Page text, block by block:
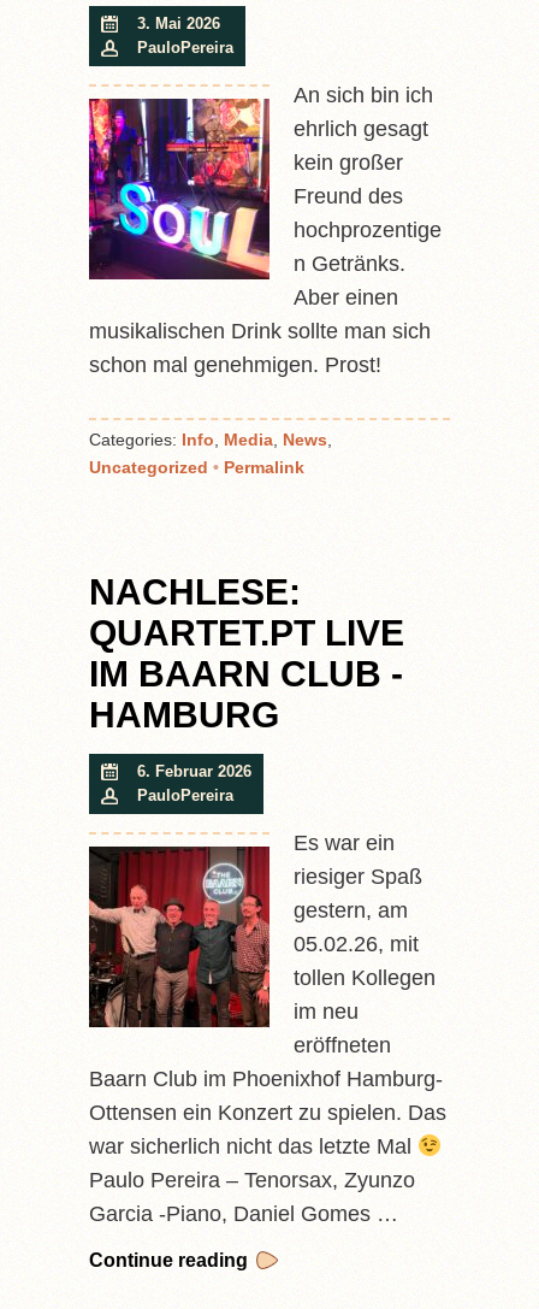
3. Mai 2026
PauloPereira
An sich bin ich
ehrlich gesagt
kein großer
Freund des
hochprozentige
n Getränks.
Aber einen
musikalischen Drink sollte man sich
schon mal genehmigen. Prost!
Categories: Info Media News
Uncategorized • Permalink
NACHLESE:
QUARTET.PT LIVE
IM BAARN CLUB -
HAMBURG
6. Februar 2026
PauloPereira
Es war ein
riesiger Spaß
gestern, am
05.02.26, mit
tollen Kollegen
im neu
eröffneten
Baarn Club im Phoenixhof Hamburg-
Ottensen ein Konzert zu spielen. Das
war sicherlich nicht das letzte Mal
Paulo Pereira – Tenorsax, Zyunzo
Garcia -Piano, Daniel Gomes …
Continue reading